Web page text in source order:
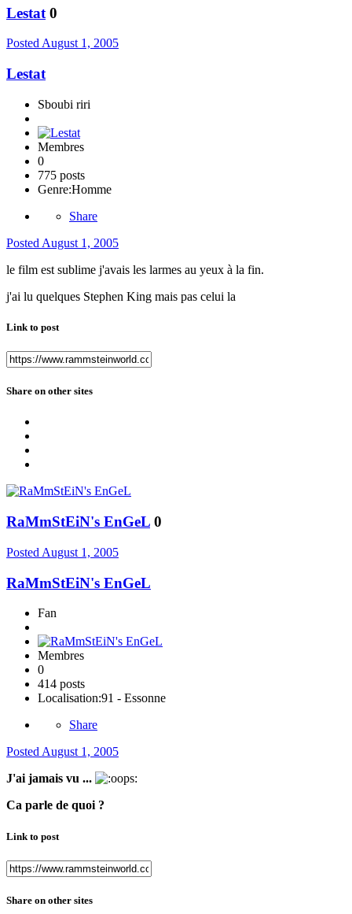
Lestat 0
Posted August 1, 2005
Lestat
Sboubi riri
Membres
0
775 posts
Genre:Homme
Share
Posted August 1, 2005
le film est sublime j'avais les larmes au yeux à la fin.
j'ai lu quelques Stephen King mais pas celui la
Link to post
Share on other sites
RaMmStEiN's EnGeL 0
Posted August 1, 2005
RaMmStEiN's EnGeL
Fan
Membres
0
414 posts
Localisation:91 - Essonne
Share
Posted August 1, 2005
J'ai jamais vu ...
Ca parle de quoi ?
Link to post
Share on other sites